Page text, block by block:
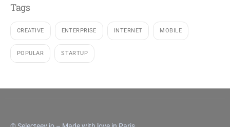
Tags
CREATIVE ENTERPRISE INTERNET MOBILE
POPULAR STARTUP